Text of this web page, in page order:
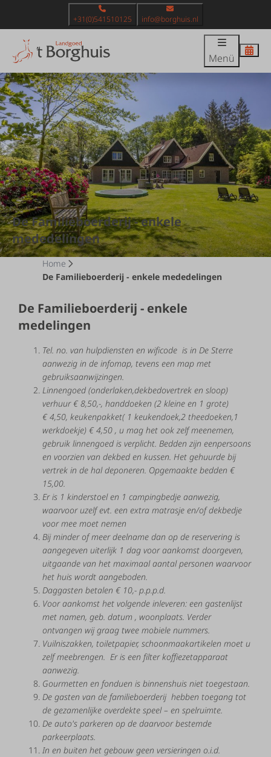
+31(0)541510125 info@borghuis.nl
Menü
De Familieboerderij - enkele
mededelingen
Home
De Familieboerderij - enkele mededelingen
De Familieboerderij - enkele
medelingen
Tel. no. van hulpdiensten en wificode is inDe Sterre
aanwezig in de infomap, tevens een map met
gebruiksaanwijzingen.
Linnengoed (onderlaken,dekbedovertrek en sloop)
verhuur€ 8,50,-, handdoeken (2 kleine en 1 grote)
€4,50, keukenpakket( 1 keukendoek,2 theedoeken,1
werkdoekje) €4,50 , u mag het ook zelf meenemen,
gebruik linnengoedis verplicht. Bedden zijn eenpersoons
en voorzien van dekbed en kussen. Het gehuurde bij
vertrek in de hal deponeren. Opgemaakte bedden €
15,00.
Eris 1kinderstoel en 1campingbedje aanwezig,
waarvoor uzelf evt. een extra matrasje en/of dekbedje
voormee moet nemen
Bijminder of meer deelname dan op de reservering is
aangegeven uiterlijk 1dag voor aankomstdoorgeven,
uitgaande van het maximaal aantal personen waarvoor
het huis wordt aangeboden.
Daggasten betalen € 10,- p.p.p.d.
Vooraankomst het volgendeinleveren: een gastenlijst
met namen, geb. datum , woonplaats. Verder
ontvangen wij graag twee mobiele nummers.
Vuilniszakken, toiletpapier, schoonmaakartikelen moet u
zelf meebrengen. Er is een filter koffiezetapparaat
aanwezig.
Gourmetten en fonduen is binnenshuis niet toegestaan.
De gasten van de familieboerderijhebben toegang tot
de gezamenlijke overdekte speel–en spelruimte.
De auto's parkeren op de daarvoor bestemde
parkeerplaats.
In en buiten het gebouw geen versieringen o.i.d.